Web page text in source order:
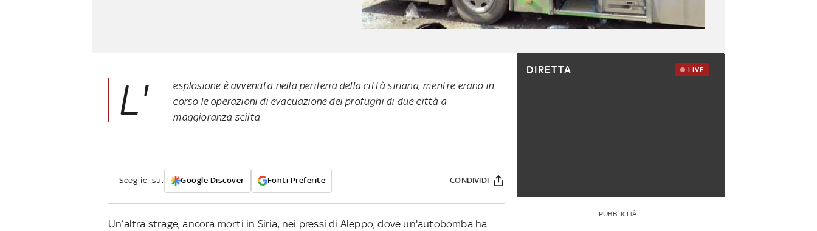
L'
esplosione è avvenuta nella periferia della città siriana, mentre erano in
corso le operazioni di evacuazione dei profughi di due città a
maggioranza sciita
Sceglici su: Google Discover Fonti Preferite CONDIVIDI
Un’altra strage, ancora morti in Siria, nei pressi di Aleppo, dove un'autobomba ha
DIRETTA LIVE
PUBBLICITÀ